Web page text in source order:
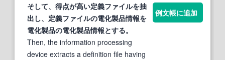
そして、得点が高い定義ファイルを抽
出し、定義ファイルの電化製品情報を
電化製品の電化製品情報とする。
Then, the information processing
device extracts a definition file having
例文帳に追加